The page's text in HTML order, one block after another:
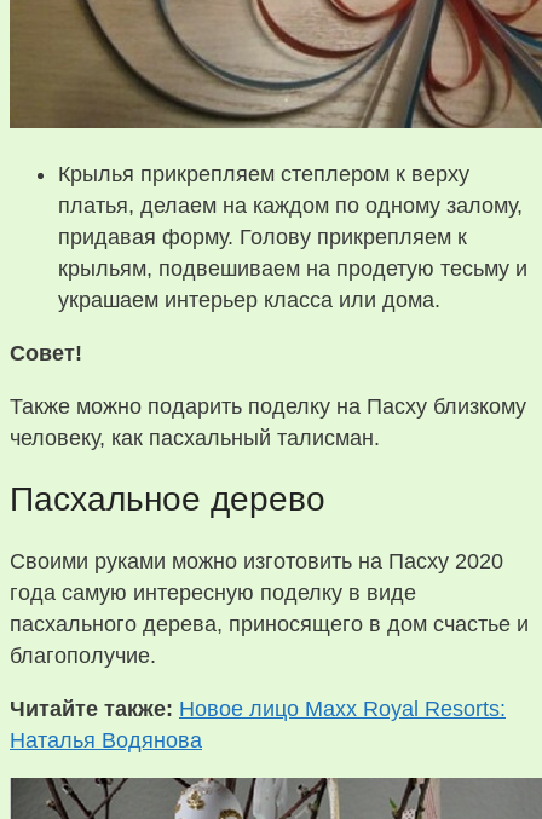
Крылья прикрепляем степлером к верху
платья, делаем на каждом по одному залому,
придавая форму. Голову прикрепляем к
крыльям, подвешиваем на продетую тесьму и
украшаем интерьер класса или дома.
Совет!
Также можно подарить поделку на Пасху близкому
человеку, как пасхальный талисман.
Пасхальное дерево
Своими руками можно изготовить на Пасху 2020
года самую интересную поделку в виде
пасхального дерева, приносящего в дом счастье и
благополучие.
Читайте также: Новое лицо Maxx Royal Resorts:
Наталья Водянова